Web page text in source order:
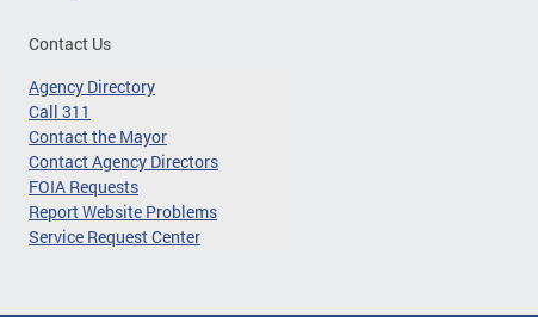
Contact Us
Agency Directory
Call 311
Contact the Mayor
Contact Agency Directors
FOIA Requests
Report Website Problems
Service Request Center